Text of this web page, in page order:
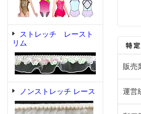
ストレッチ レースト
リム
ノンストレッチ レース
販売
運営